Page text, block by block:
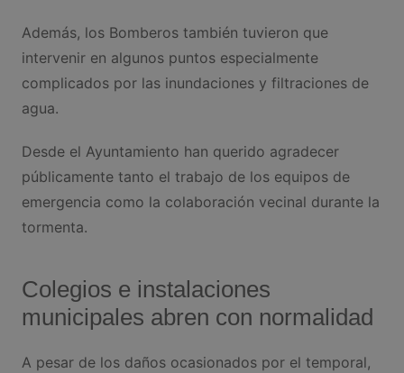
Además, los Bomberos también tuvieron que
intervenir en algunos puntos especialmente
complicados por las inundaciones y filtraciones de
agua.
Desde el Ayuntamiento han querido agradecer
públicamente tanto el trabajo de los equipos de
emergencia como la colaboración vecinal durante la
tormenta.
Colegios e instalaciones
municipales abren con normalidad
A pesar de los daños ocasionados por el temporal,